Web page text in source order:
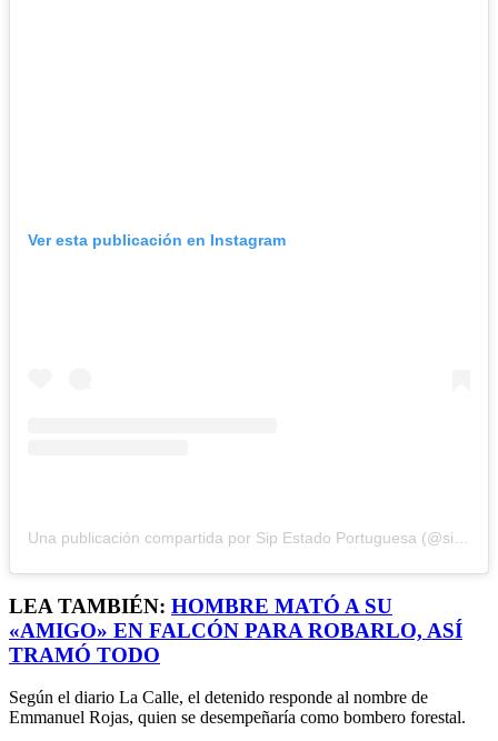
Ver esta publicación en Instagram
LEA TAMBIÉN: HOMBRE MATÓ A SU
«AMIGO» EN FALCÓN PARA ROBARLO, ASÍ
TRAMÓ TODO
Según el diario La Calle, el detenido responde al nombre de
Emmanuel Rojas, quien se desempeñaría como bombero forestal.